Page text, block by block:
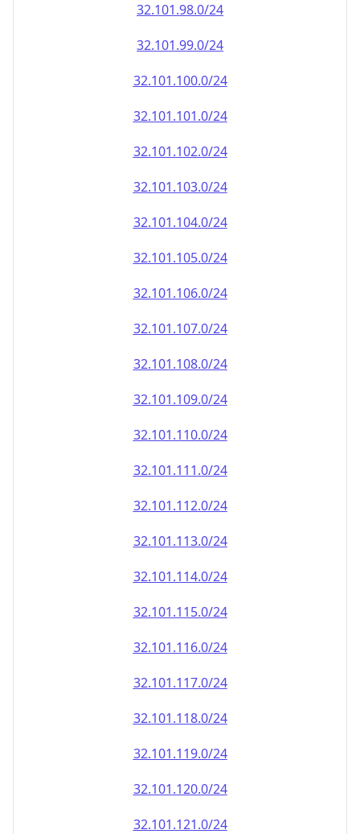
32.101.98.0/24
32.101.99.0/24
32.101.100.0/24
32.101.101.0/24
32.101.102.0/24
32.101.103.0/24
32.101.104.0/24
32.101.105.0/24
32.101.106.0/24
32.101.107.0/24
32.101.108.0/24
32.101.109.0/24
32.101.110.0/24
32.101.111.0/24
32.101.112.0/24
32.101.113.0/24
32.101.114.0/24
32.101.115.0/24
32.101.116.0/24
32.101.117.0/24
32.101.118.0/24
32.101.119.0/24
32.101.120.0/24
32.101.121.0/24